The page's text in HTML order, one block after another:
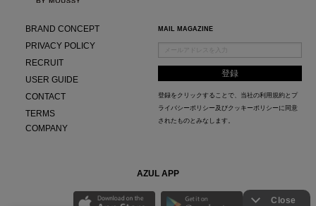
BRAND CONCEPT
PRIVACY POLICY
RECRUIT
USER GUIDE
CONTACT
TERMS
COMPANY
MAIL MAGAZINE
登録をクリックすることで、当社の利用規約と プ
ライバシーポリシー及びクッキーポリシー に同意
されたものとみなします。
AZUL APP